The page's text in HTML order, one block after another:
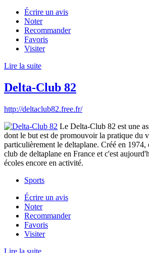
Écrire un avis
Noter
Recommander
Favoris
Visiter
Lire la suite
Delta-Club 82
http://deltaclub82.free.fr/
Le Delta-Club 82 est une
dont le but est de promouvoir la pratique du
particulièrement le deltaplane. Créé en
club de deltaplane en France et c'est
écoles encore en activité.
Sports
Écrire un avis
Noter
Recommander
Favoris
Visiter
Lire la suite